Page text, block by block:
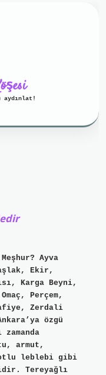
aydınlat!
Ayva
Ekir,
Karga Beyni,
Perçem,
Zerdali
özgü
armut,
otlu leblebi gibi
Tereyağlı